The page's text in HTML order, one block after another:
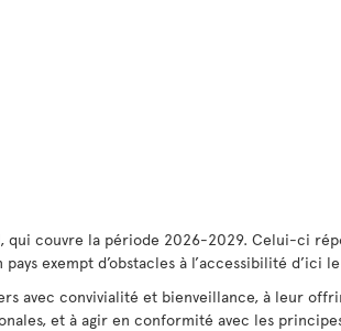
qui couvre la période 2026-2029. Celui-ci
exempt d’obstacles à l’accessibilité d’ici
avec convivialité et bienveillance, à leur
et à agir en conformité avec les